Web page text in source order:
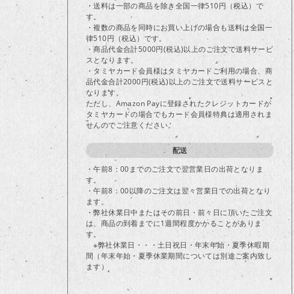
・送料は一部の商品を除き全国一律510円（税込）で
す。
・複数の商品を同時にお買い上げの場合も送料は全国一
律510円（税込）です。
・商品代金合計5000円(税込)以上のご注文で送料サービ
スとなります。
・タミヤカード会員様はタミヤカードご利用の場合、商
品代金合計2000円(税込)以上のご注文で送料サービスと
なります。
ただし、Amazon Payに登録されたクレジットカードが
タミヤカードの場合でもカード会員様特典は適用されま
せんのでご注意ください。
配送
・午前8：00までのご注文で翌営業日の出荷となりま
す。
・午前8：00以降のご注文は翌々営業日での出荷となり
ます。
・弊社休業日中またはその前日・前々日に頂いたご注文
は、商品の到着までに1週間程度かかることがありま
す。
※弊社休業日・・・土日祝日・年末年始・夏季休暇期
間（年末年始・夏季休業期間については別途ご案内致し
ます）